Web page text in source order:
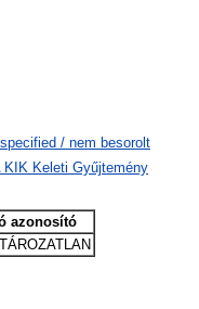
/ nem besorolt
KIK Keleti Gyűjtemény
azonosító